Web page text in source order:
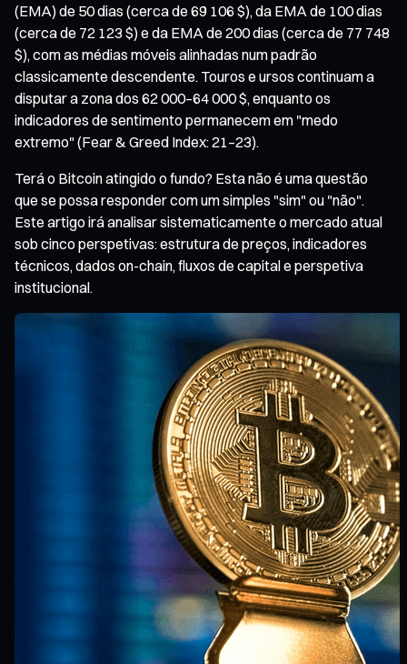
(EMA) de 50 dias (cerca de 69 106 $), da EMA de 100 dias
(cerca de 72 123 $) e da EMA de 200 dias (cerca de 77 748
$), com as médias móveis alinhadas num padrão
classicamente descendente. Touros e ursos continuam a
disputar a zona dos 62 000–64 000 $, enquanto os
indicadores de sentimento permanecem em "medo
extremo" (Fear & Greed Index: 21–23).
Terá o Bitcoin atingido o fundo? Esta não é uma questão
que se possa responder com um simples "sim" ou "não".
Este artigo irá analisar sistematicamente o mercado atual
sob cinco perspetivas: estrutura de preços, indicadores
técnicos, dados on-chain, fluxos de capital e perspetiva
institucional.